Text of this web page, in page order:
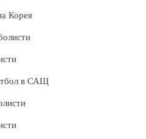
Корея
в САЩ